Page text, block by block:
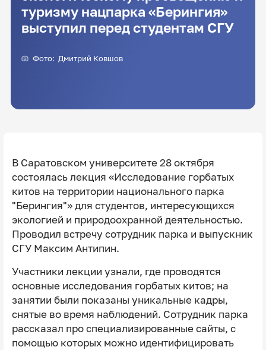
туризму нацпарка «Берингия»
выступил перед студентам СГУ
Фото: Дмитрий Ковшов
В Саратовском университете 28 октября
состоялась лекция «Исследование горбатых
китов на территории национального парка
"Берингия"» для студентов, интересующихся
экологией и природоохранной деятельностью.
Проводил встречу сотрудник парка и выпускник
СГУ Максим Антипин.
Участники лекции узнали, где проводятся
основные исследования горбатых китов; на
занятии были показаны уникальные кадры,
снятые во время наблюдений. Сотрудник парка
рассказал про специализированные сайты, с
помощью которых можно идентифицировать